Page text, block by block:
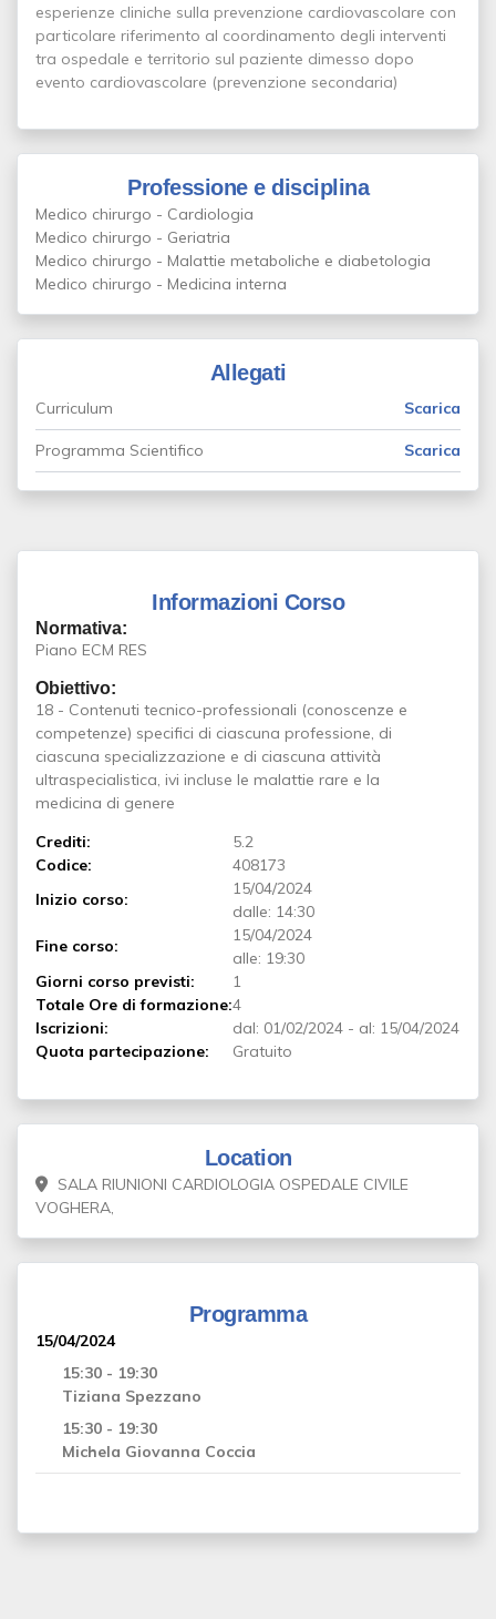
esperienze cliniche sulla prevenzione cardiovascolare con
particolare riferimento al coordinamento degli interventi
tra ospedale e territorio sul paziente dimesso dopo
evento cardiovascolare (prevenzione secondaria)
Professione e disciplina
Medico chirurgo - Cardiologia
Medico chirurgo - Geriatria
Medico chirurgo - Malattie metaboliche e diabetologia
Medico chirurgo - Medicina interna
Allegati
Curriculum Scarica
Programma Scientifico Scarica
Informazioni Corso
Normativa:
Piano ECM RES
Obiettivo:
18 - Contenuti tecnico-professionali (conoscenze e
competenze) specifici di ciascuna professione, di
ciascuna specializzazione e di ciascuna attività
ultraspecialistica, ivi incluse le malattie rare e la
medicina di genere
Crediti:
5.2
Codice:
408173
Inizio corso:
15/04/2024
dalle: 14:30
Fine corso:
15/04/2024
alle: 19:30
Giorni corso previsti:
1
Totale Ore di formazione:4
Iscrizioni:
dal: 01/02/2024 - al: 15/04/2024
Quota partecipazione:
Gratuito
Location
SALA RIUNIONI CARDIOLOGIA OSPEDALE CIVILE
VOGHERA,
Programma
15/04/2024
15:30 - 19:30
Tiziana Spezzano
15:30 - 19:30
Michela Giovanna Coccia